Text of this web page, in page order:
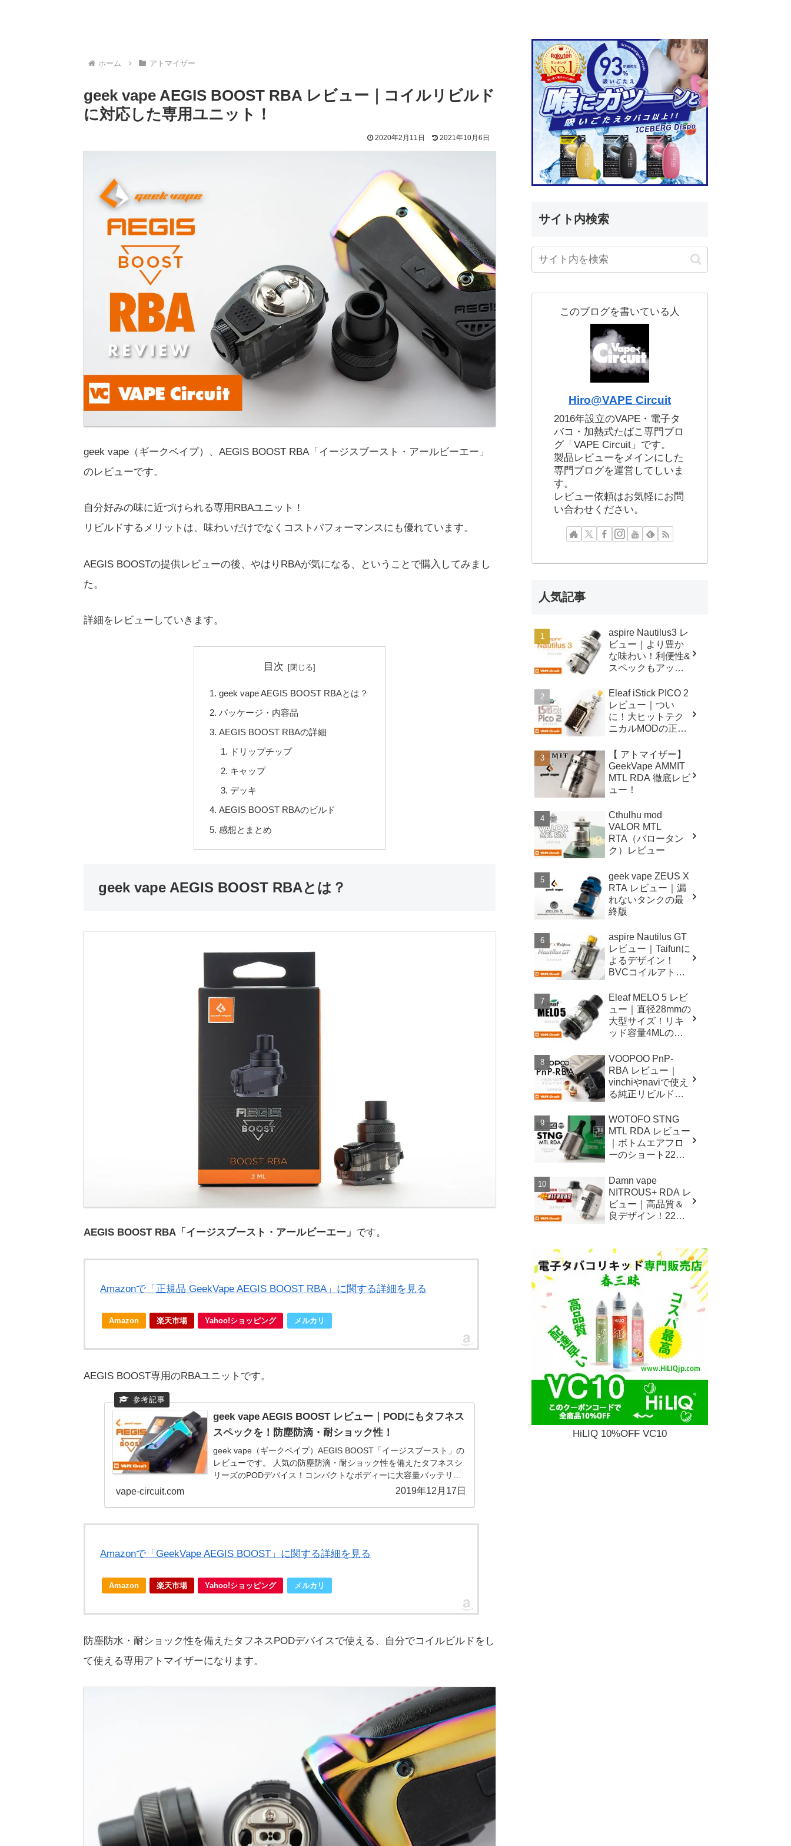
ホーム アトマイザー
geek vape AEGIS BOOST RBA レビュー｜コイルリビルド
に対応した専用ユニット！
2020年2月11日 2021年10月6日
geek vape（ギークベイプ）、AEGIS BOOST RBA「イージスブースト・アールビーエー」
のレビューです。
自分好みの味に近づけられる専用RBAユニット！
リビルドするメリットは、味わいだけでなくコストパフォーマンスにも優れています。
AEGIS BOOSTの提供レビューの後、やはりRBAが気になる、ということで購入してみまし
た。
詳細をレビューしていきます。
目次
geek vape AEGIS BOOST RBAとは？
パッケージ・内容品
AEGIS BOOST RBAの詳細
ドリップチップ
キャップ
デッキ
AEGIS BOOST RBAのビルド
感想とまとめ
geek vape AEGIS BOOST RBAとは？
AEGIS BOOST RBA「イージスブースト・アールビーエー」 です。
Amazonで「正規品 GeekVape AEGIS BOOST RBA」に関する詳細を見る
Amazon 楽天市場 Yahoo!ショッピング メルカリ
AEGIS BOOST専用のRBAユニットです。
geek vape AEGIS BOOST レビュー｜PODにもタフネス
スペックを！防塵防滴・耐ショック性！
geek vape（ギークベイプ）AEGIS BOOST「イージスブースト」の
レビューです。 人気の防塵防滴・耐ショック性を備えたタフネスシ
リーズのPODデバイス！コンパクトなボディーに大容量バッテリー
vape-circuit.com 2019年12月17日
Amazonで「GeekVape AEGIS BOOST」に関する詳細を見る
Amazon 楽天市場 Yahoo!ショッピング メルカリ
防塵防水・耐ショック性を備えたタフネスPODデバイスで使える、自分でコイルビルドをし
て使える専用アトマイザーになります。
サイト内検索
このブログを書いている人
Hiro@VAPE Circuit
2016年設立のVAPE・電子タ
バコ・加熱式たばこ専門ブロ
グ「VAPE Circuit」です。
製品レビューをメインにした
専門ブログを運営してしいま
す。
レビュー依頼はお気軽にお問
い合わせください。
人気記事
aspire Nautilus3 レ
ビュー｜より豊か
な味わい！利便性&
スペックもアップ
ザー！
Eleaf iStick PICO 2
レビュー｜つい
に！大ヒットテク
ニカルMODの正統
【 アトマイザー】
GeekVape AMMIT
MTL RDA 徹底レビ
ュー！
Cthulhu mod
VALOR MTL
RTA（バロータン
ク）レビュー
geek vape ZEUS X
RTA レビュー｜漏
れないタンクの最
終版
aspire Nautilus GT
レビュー｜Taifunに
よるデザイン！
BVCコイルアトマ
Eleaf MELO 5 レビ
ュー｜直径28mmの
大型サイズ！リキ
ッド容量4MLの爆
ク！！
VOOPOO PnP-
RBA レビュー｜
vinchiやnaviで使え
る純正リビルド対
WOTOFO STNG
MTL RDA レビュー
｜ボトムエアフロ
ーのショート22mm
Damn vape
NITROUS+ RDA レ
ビュー｜高品質＆
良デザイン！22mm
HiLIQ 10%OFF VC10